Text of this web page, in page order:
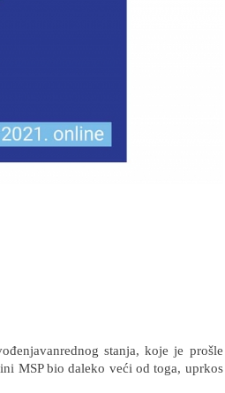
stanja, koje je prošle
MSP bio daleko veći od toga, uprkos